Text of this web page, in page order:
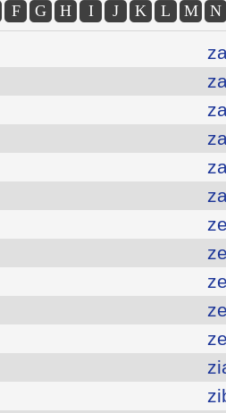
F G H I J K L M N